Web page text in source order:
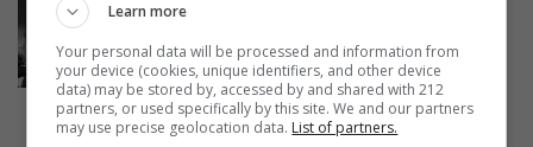
Είδαμε το «Μεφίστο» στο
Δημοτικό Θέατρο Πειραιά- Το
αυγό του φιδιού και της
φιλοδοξίας
Learn more
Your personal data will be processed and information from
your device (cookies, unique identifiers, and other device
data) may be stored by, accessed by and shared with 212
partners, or used specifically by this site. We and our partners
may use precise geolocation data. List of partners.